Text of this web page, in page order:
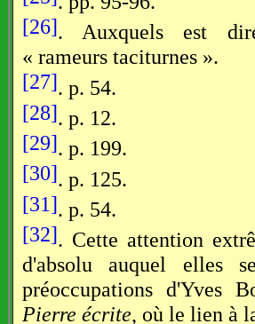
[26]. Auxquels est
« rameurs taciturnes ».
[27]. p. 54.
[28]. p. 12.
[29]. p. 199.
[30]. p. 125.
[31]. p. 54.
[32]. Cette attention
d'absolu auquel elles
préoccupations d'Yves
Pierre écrite, où le lien à